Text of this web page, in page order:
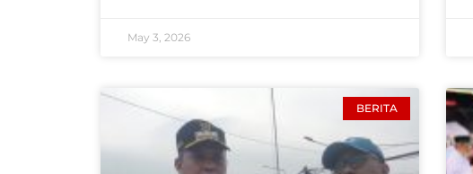
May 3, 2026
BERITA